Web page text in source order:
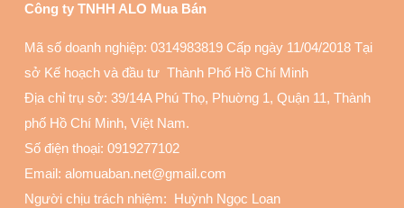
Công ty TNHH ALO Mua Bán
Mã số doanh nghiệp: 0314983819 Cấp ngày 11/04/2018 Tại
sở Kế hoạch và đầu tư Thành Phố Hồ Chí Minh
Địa chỉ trụ sở: 39/14A Phú Thọ, Phuờng 1, Quận 11, Thành
phố Hồ Chí Minh, Việt Nam.
Số điện thoại: 0919277102
Email: alomuaban.net@gmail.com
Người chịu trách nhiệm: Huỳnh Ngọc Loan